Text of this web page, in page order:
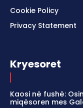
Cookie Policy
Privacy Statement
Kryesoret
Kaosi në fushë:
miqësoren mes